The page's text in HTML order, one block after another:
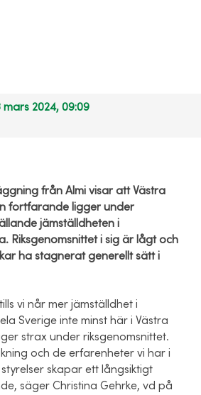
mars 2024, 09:09
från Almi visar att Västra
fortfarande ligger under
jämställdheten i
Riksgenomsnittet i sig är lågt och
ha stagnerat generellt sätt i
vi når mer jämställdhet i
Sverige inte minst här i Västra
strax under riksgenomsnittet.
och de erfarenheter vi har i
skapar ett långsiktigt
säger Christina Gehrke, vd på